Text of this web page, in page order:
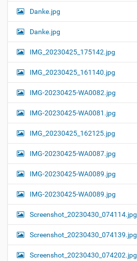
Danke.jpg
Danke.jpg
IMG_20230425_175142.jpg
IMG_20230425_161140.jpg
IMG-20230425-WA0082.jpg
IMG-20230425-WA0081.jpg
IMG_20230425_162125.jpg
IMG-20230425-WA0087.jpg
IMG-20230425-WA0089.jpg
IMG-20230425-WA0089.jpg
Screenshot_20230430_074114.jpg
Screenshot_20230430_074139.jpg
Screenshot_20230430_074202.jpg